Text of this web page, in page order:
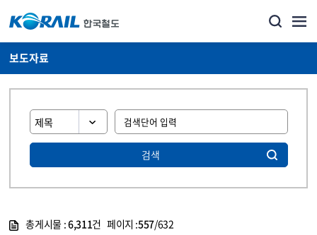
보도자료
검색
총게시물 :6,311건 페이지 :557/632